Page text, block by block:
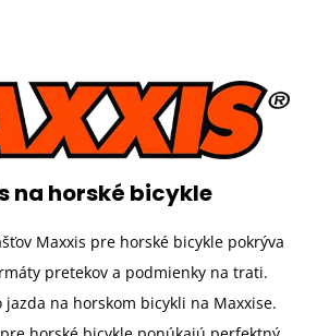
na horské bicykle
Maxxis pre horské bicykle pokrýva
pretekov a podmienky na trati.
na horskom bicykli na Maxxise.